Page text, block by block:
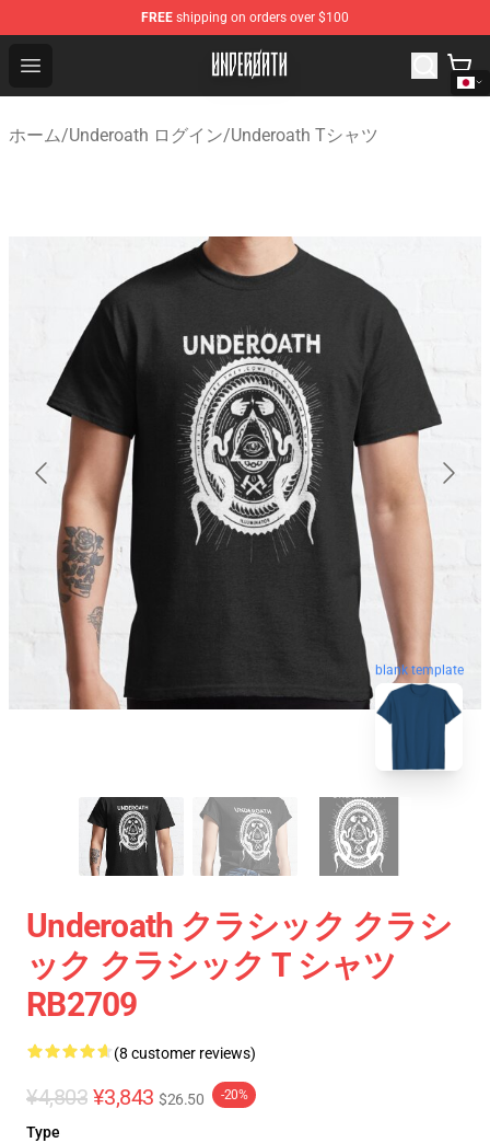
FREE shipping on orders over $100
Open menu
Underoath Store - Official Underoath Merchandise Shop
ホーム/Underoath ログイン/Underoath Tシャツ
blank template
Underoath クラシック クラシ
ック クラシック T シャツ
RB2709
(8 customer reviews)
¥4,803 ¥3,843 $26.50 -20%
Type